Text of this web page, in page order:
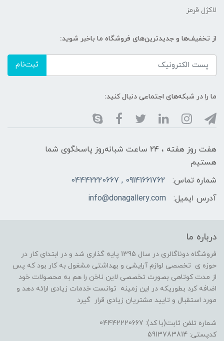
لاکژل قرمز
از تخفیف‌ها و جدیدترین‌های فروشگاه ما باخبر شوید:
ثبت‌نام
ما را در شبکه‌های اجتماعی دنبال کنید:
هفت روز هفته ، ۲۴ ساعت شبانه‌روز پاسخگوی شما
هستیم
شماره تماس:
09141661762 , 04442220667
آدرس ایمیل:
info@donagallery.com
درباره ما
فروشگاه دوناگالری در سال 1395 پایه گذاری شد و در ابتدای کار در
حوزه ی تخصصی لوازم آرایشی و بهداشتی مشغول به کار بود که پس
از مدت کوتاهی بصورت تخصصی لاین ناخن را هم به محصولات خود
اضافه کرد بطوریکه در این زمینه توانست خدمات زیادی ارائه دهد و
مورد استقبال و تایید مشتریان زیادی قرار گیرد
شماره تلفن ثابت(با کد): 04442220667
کدپستی: 5913783814